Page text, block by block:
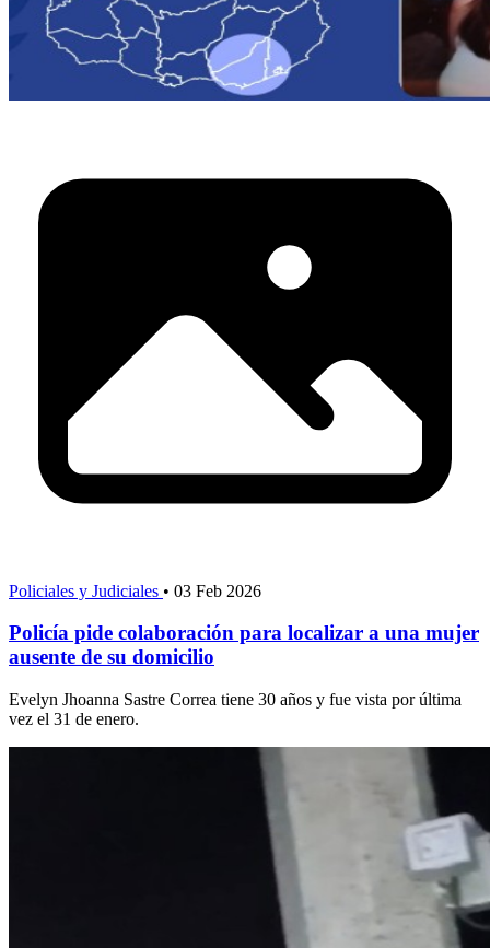
Policiales y Judiciales • 03 Feb 2026
Policía pide colaboración para localizar a una mujer
ausente de su domicilio
Evelyn Jhoanna Sastre Correa tiene 30 años y fue vista por última
vez el 31 de enero.